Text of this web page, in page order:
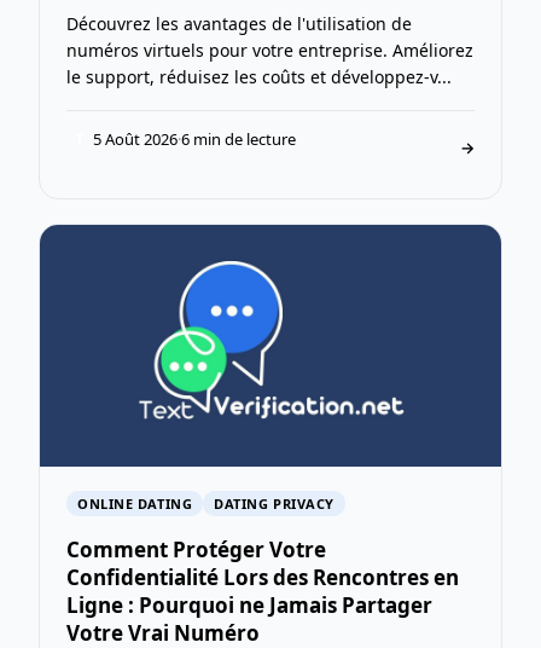
Découvrez les avantages de l'utilisation de
numéros virtuels pour votre entreprise. Améliorez
le support, réduisez les coûts et développez-v...
5 Août 2026·6 min de lecture →
ONLINE DATING DATING PRIVACY
Comment Protéger Votre
Confidentialité Lors des Rencontres en
Ligne : Pourquoi ne Jamais Partager
Votre Vrai Numéro